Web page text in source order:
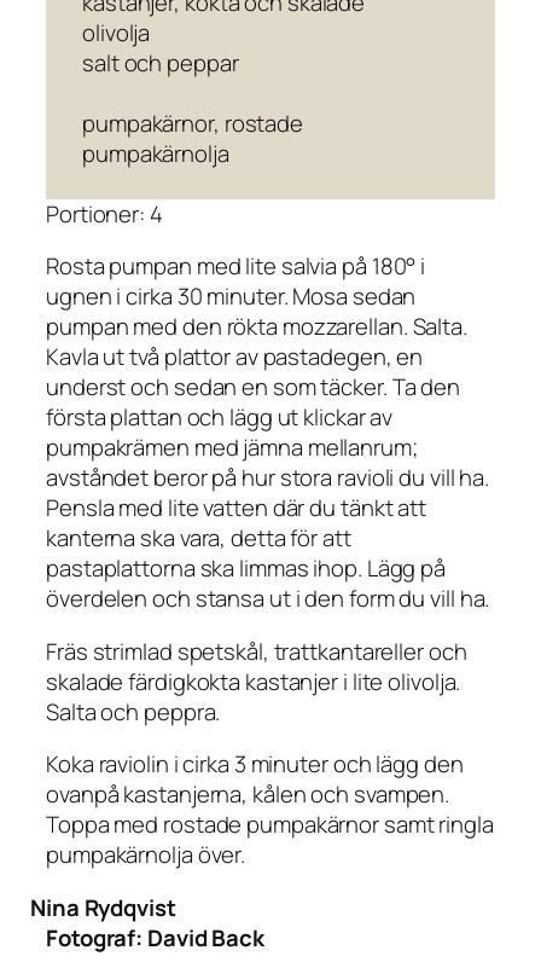
olivolja
salt och peppar
pumpakärnor, rostade
pumpakärnolja
Portioner: 4
Rosta pumpan med lite salvia på 180° i
ugnen i cirka 30 minuter. Mosa sedan
pumpan med den rökta mozzarellan. Salta.
Kavla ut två plattor av pastadegen, en
underst och sedan en som täcker. Ta den
första plattan och lägg ut klickar av
pumpakrämen med jämna mellanrum;
avståndet beror på hur stora ravioli du vill ha.
Pensla med lite vatten där du tänkt att
kanterna ska vara, detta för att
pastaplattorna ska limmas ihop. Lägg på
överdelen och stansa ut i den form du vill ha.
Fräs strimlad spetskål, trattkantareller och
skalade färdigkokta kastanjer i lite olivolja.
Salta och peppra.
Koka raviolin i cirka 3 minuter och lägg den
ovanpå kastanjerna, kålen och svampen.
Toppa med rostade pumpakärnor samt ringla
pumpakärnolja över.
Nina Rydqvist
Fotograf: David Back